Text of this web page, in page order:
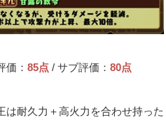
価： 85点 / サブ評価： 80点
は耐久力＋高火力を合わせ持った